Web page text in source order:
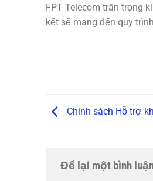
FPT Telecom trân trọng
kết sẽ mang đến quy
Chính sách Hỗ trợ
Để lại một bình